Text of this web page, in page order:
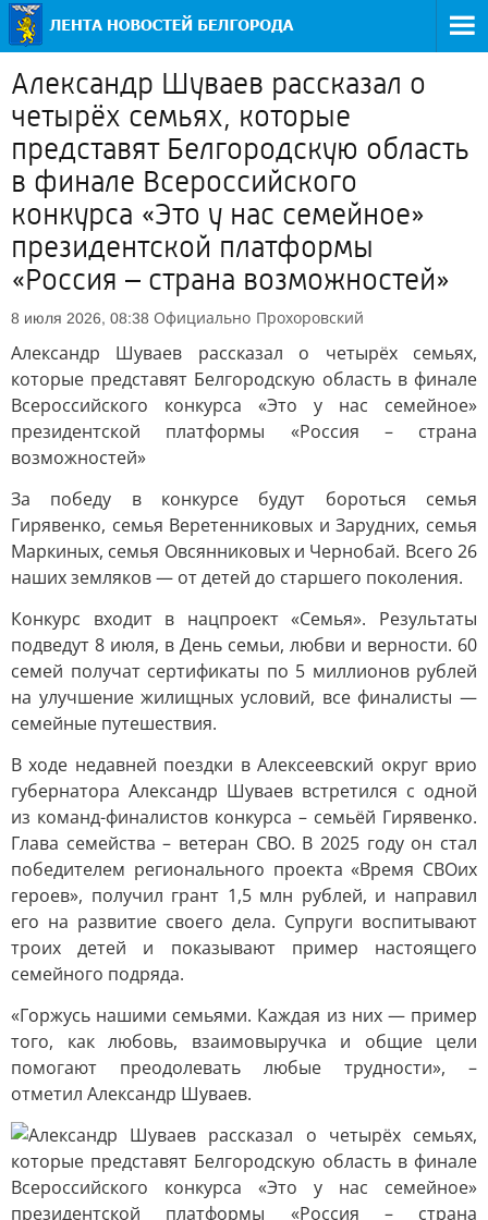
Александр Шуваев рассказал о
четырёх семьях, которые
представят Белгородскую область
в финале Всероссийского
конкурса «Это у нас семейное»
президентской платформы
«Россия – страна возможностей»
8 июля 2026, 08:38 Официально Прохоровский
Александр Шуваев рассказал о четырёх семьях,
которые представят Белгородскую область в финале
Всероссийского конкурса «Это у нас семейное»
президентской платформы «Россия – страна
возможностей»
За победу в конкурсе будут бороться семья
Гирявенко, семья Веретенниковых и Зарудних, семья
Маркиных, семья Овсянниковых и Чернобай. Всего 26
наших земляков — от детей до старшего поколения.
Конкурс входит в нацпроект «Семья». Результаты
подведут 8 июля, в День семьи, любви и верности. 60
семей получат сертификаты по 5 миллионов рублей
на улучшение жилищных условий, все финалисты —
семейные путешествия.
В ходе недавней поездки в Алексеевский округ врио
губернатора Александр Шуваев встретился с одной
из команд-финалистов конкурса – семьёй Гирявенко.
Глава семейства – ветеран СВО. В 2025 году он стал
победителем регионального проекта «Время СВОих
героев», получил грант 1,5 млн рублей, и направил
его на развитие своего дела. Супруги воспитывают
троих детей и показывают пример настоящего
семейного подряда.
«Горжусь нашими семьями. Каждая из них — пример
того, как любовь, взаимовыручка и общие цели
помогают преодолевать любые трудности», –
отметил Александр Шуваев.